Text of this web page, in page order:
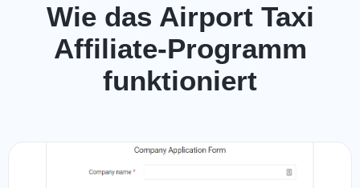
Wie das Airport Taxi
Affiliate-Programm
funktioniert